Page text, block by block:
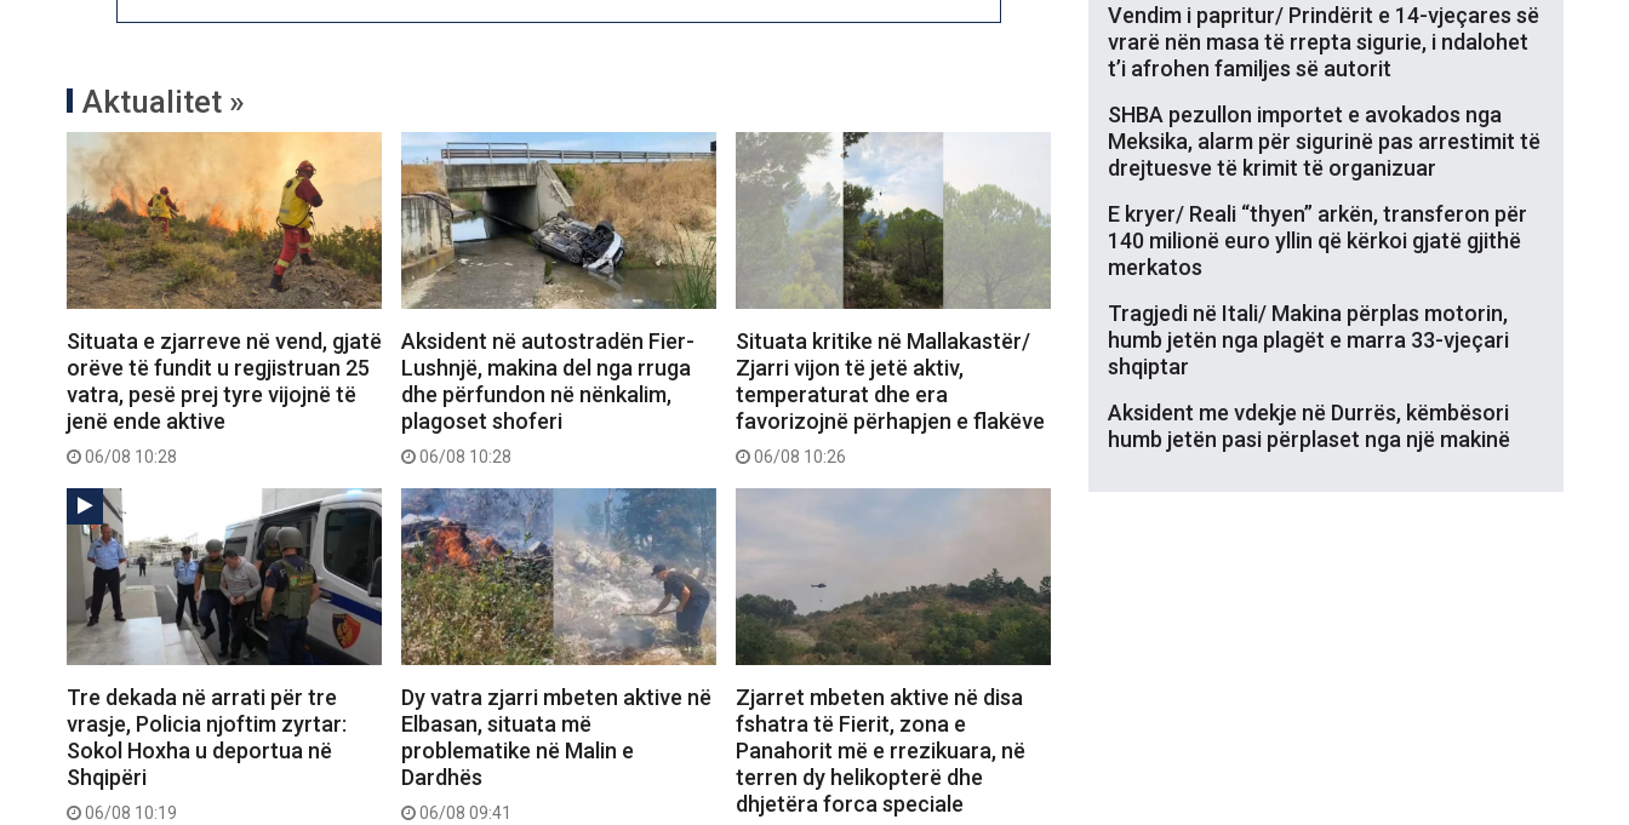
Aktualitet »
Situata e zjarreve në vend, gjatë
orëve të fundit u regjistruan 25
vatra, pesë prej tyre vijojnë të
jenë ende aktive
06/08 10:28
Aksident në autostradën Fier-
Lushnjë, makina del nga rruga
dhe përfundon në nënkalim,
plagoset shoferi
06/08 10:28
Situata kritike në Mallakastër/
Zjarri vijon të jetë aktiv,
temperaturat dhe era
favorizojnë përhapjen e flakëve
06/08 10:26
Tre dekada në arrati për tre
vrasje, Policia njoftim zyrtar:
Sokol Hoxha u deportua në
Shqipëri
06/08 10:19
Dy vatra zjarri mbeten aktive në
Elbasan, situata më
problematike në Malin e
Dardhës
06/08 09:41
Zjarret mbeten aktive në disa
fshatra të Fierit, zona e
Panahorit më e rrezikuara, në
terren dy helikopterë dhe
dhjetëra forca speciale
Vendim i papritur/ Prindërit e 14-vjeçares së
vrarë nën masa të rrepta sigurie, i ndalohet
t’i afrohen familjes së autorit
SHBA pezullon importet e avokados nga
Meksika, alarm për sigurinë pas arrestimit të
drejtuesve të krimit të organizuar
E kryer/ Reali “thyen” arkën, transferon për
140 milionë euro yllin që kërkoi gjatë gjithë
merkatos
Tragjedi në Itali/ Makina përplas motorin,
humb jetën nga plagët e marra 33-vjeçari
shqiptar
Aksident me vdekje në Durrës, këmbësori
humb jetën pasi përplaset nga një makinë